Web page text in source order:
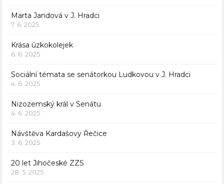
Marta Jandová v J. Hradci
7. 6. 2025
Krása úzkokolejek
6. 6. 2025
Sociální témata se senátorkou Ludkovou v J. Hradci
4. 6. 2025
Nizozemský král v Senátu
4. 6. 2025
Návštěva Kardašovy Řečice
3. 6. 2025
20 let Jihočeské ZZS
28. 5. 2025